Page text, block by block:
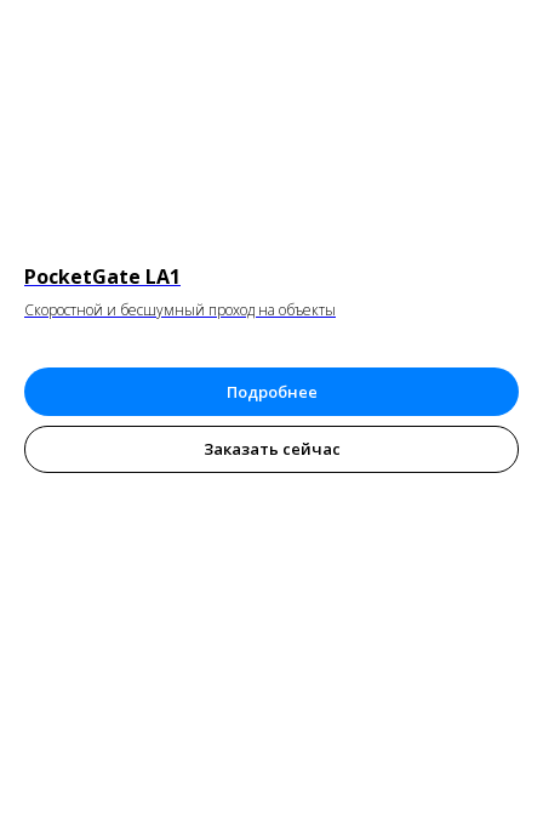
PocketGate LA1
Скоростной и бесшумный проход на объекты
Подробнее
Заказать сейчас